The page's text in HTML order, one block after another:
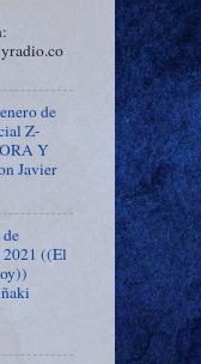
de
Z-
Y
Javier
2021 ((El